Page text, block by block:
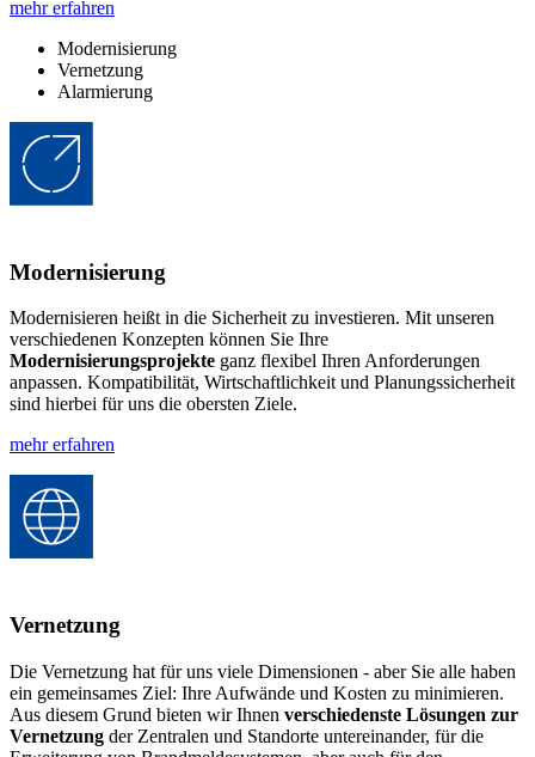
mehr erfahren
Modernisierung
Vernetzung
Alarmierung
Modernisierung
Modernisieren heißt in die Sicherheit zu investieren. Mit unseren
verschiedenen Konzepten können Sie Ihre
Modernisierungsprojekte ganz flexibel Ihren Anforderungen
anpassen. Kompatibilität, Wirtschaftlichkeit und Planungssicherheit
sind hierbei für uns die obersten Ziele.
mehr erfahren
Vernetzung
Die Vernetzung hat für uns viele Dimensionen - aber Sie alle haben
ein gemeinsames Ziel: Ihre Aufwände und Kosten zu minimieren.
Aus diesem Grund bieten wir Ihnen verschiedenste Lösungen zur
Vernetzung der Zentralen und Standorte untereinander, für die